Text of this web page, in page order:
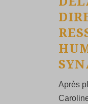
Après